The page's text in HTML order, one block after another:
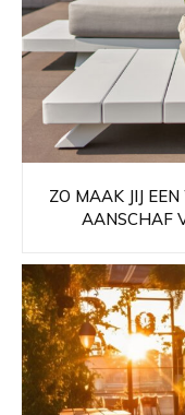
ZO MAAK JIJ
AANSCHAF